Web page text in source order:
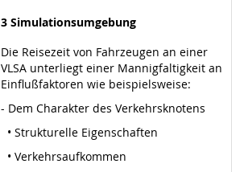
3 Simulationsumgebung
Die Reisezeit von Fahrzeugen an einer
VLSA unterliegt einer Mannigfaltigkeit an
Einflußfaktoren wie beispielsweise:
- Dem Charakter des Verkehrsknotens
• Strukturelle Eigenschaften
• Verkehrsaufkommen